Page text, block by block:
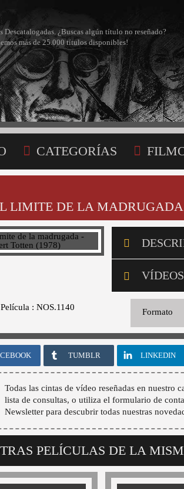
¿Buscas algún título no reseñado?
más de 25.000 títulos disponibles!
CATEGORÍAS
LIMITE DE LA MADRUGADA
VÍDEOS
: NOS.1140
Formato
TUMBLR LINKEDIN
Todas las cintas de vídeo reseñadas en nuestro
lista de consultas, o utiliza el formulario de
Newsletter para descubrir todas nuestras
PELÍCULAS DE LA